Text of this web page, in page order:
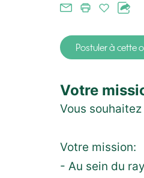
Postuler à cette
Votre
Vous
Votre mission:
- Au sein du